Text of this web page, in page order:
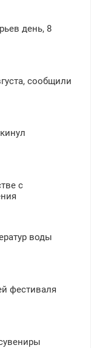
день, 8
сообщили
с
воды
фестиваля